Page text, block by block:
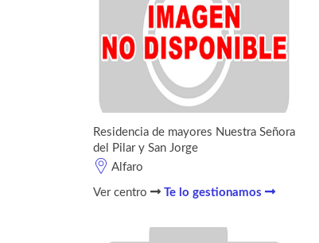
Residencia de mayores Nuestra Señora
del Pilar y San Jorge
Alfaro
Ver centro Te lo gestionamos